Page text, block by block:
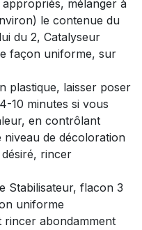
mélanger à
le contenue du
du 2, Catalyseur
façon uniforme, sur
plastique, laisser poser
10 minutes si vous
en contrôlant
de décoloration
rincer
Stabilisateur, flacon 3
uniforme
rincer abondamment